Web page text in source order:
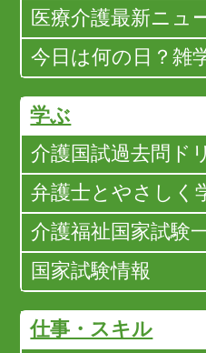
医療介護最新ニュ
今日は何の日？雑
学ぶ
介護国試過去問ド
弁護士とやさしく
介護福祉国家試験
国家試験情報
仕事・スキル